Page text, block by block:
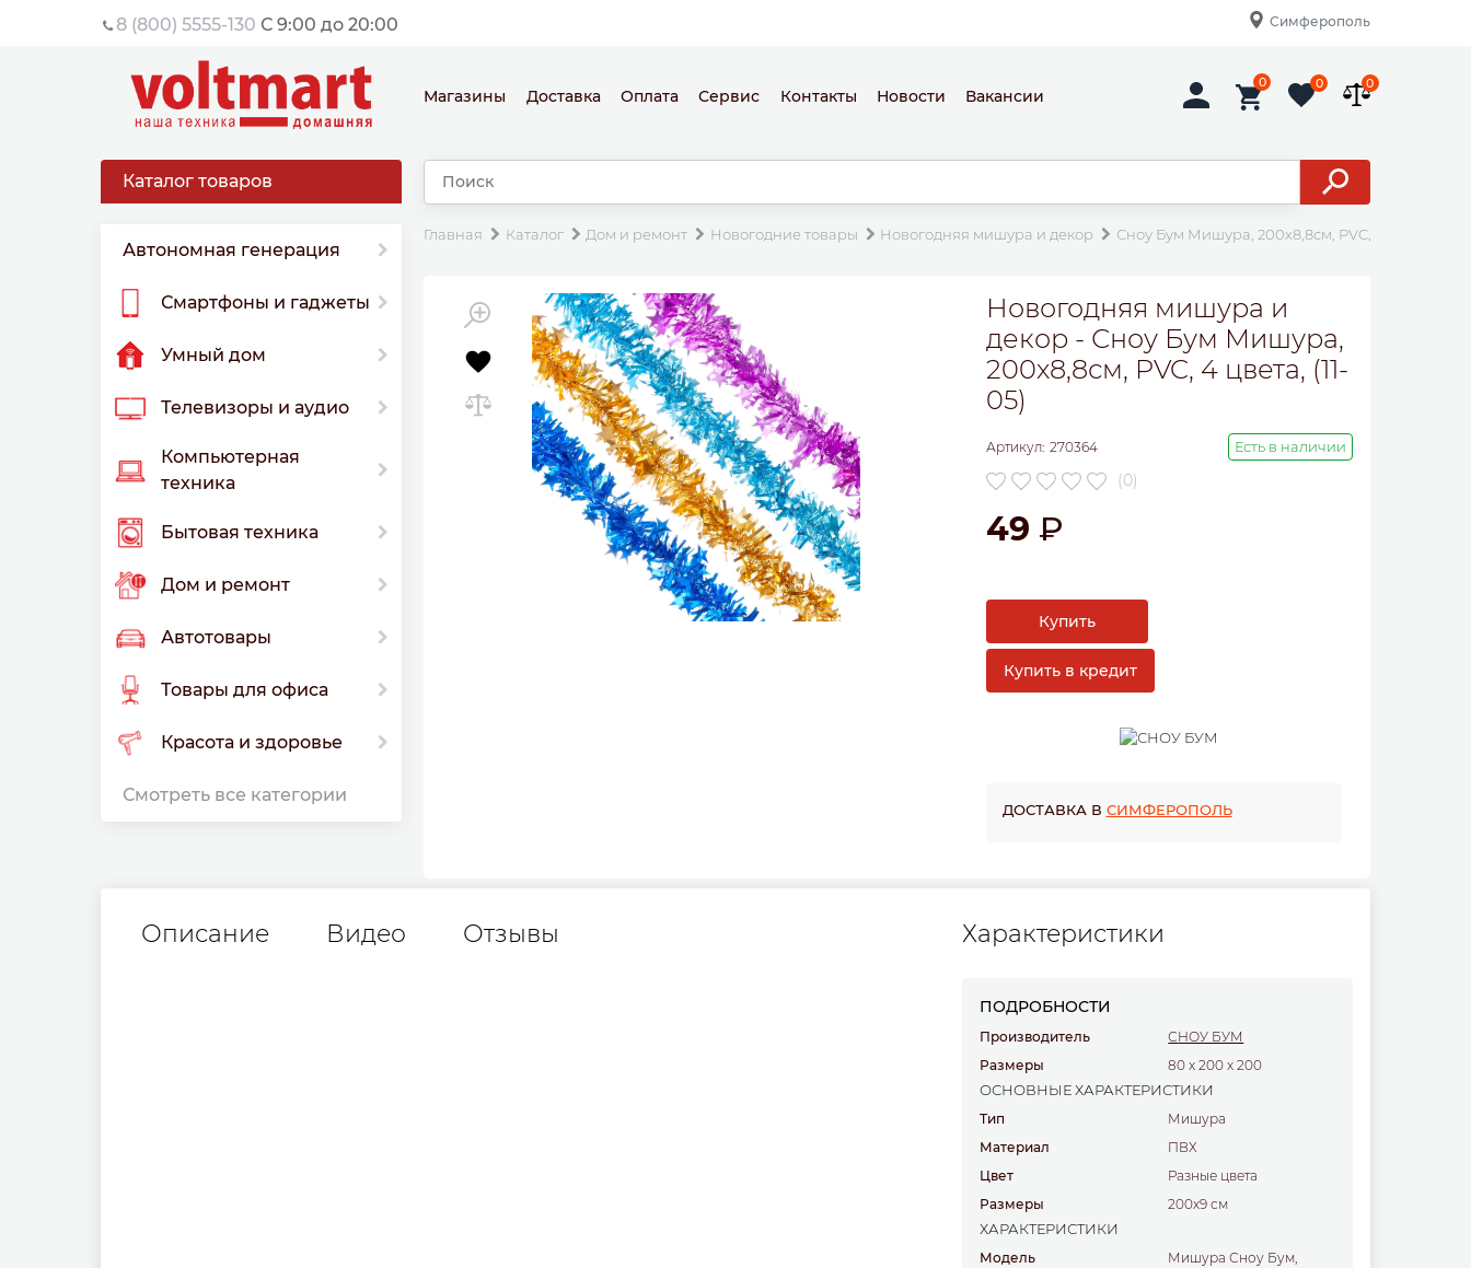
8 (800) 5555-130 С 9:00 до 20:00 Симферополь
Магазины Доставка Оплата Сервис Контакты Новости Вакансии
0 0 0
Каталог товаров
Автономная генерация
Смартфоны и гаджеты
Умный дом
Телевизоры и аудио
Компьютерная
техника
Бытовая техника
Дом и ремонт
Автотовары
Товары для офиса
Красота и здоровье
Смотреть все категории
Главная Каталог Дом и ремонт Новогодние товары Новогодняя мишура и декор Сноу Бум Мишура, 200х8,8см, PVC, 4 цвета, (11-
Новогодняя мишура и
декор - Сноу Бум Мишура,
200х8,8см, PVC, 4 цвета, (11-
05)
Артикул: 270364 Есть в наличии
(0)
49
Купить
Купить в кредит
ДОСТАВКА В СИМФЕРОПОЛЬ
Описание Видео Отзывы Характеристики
ПОДРОБНОСТИ
Производитель
СНОУ БУМ
Размеры
80 x200 x200
ОСНОВНЫЕ ХАРАКТЕРИСТИКИ
Тип
мишура
Материал
ПВХ
Цвет
разные цвета
Размеры
200х9 см
ХАРАКТЕРИСТИКИ
Модель
Мишура Сноу Бум,